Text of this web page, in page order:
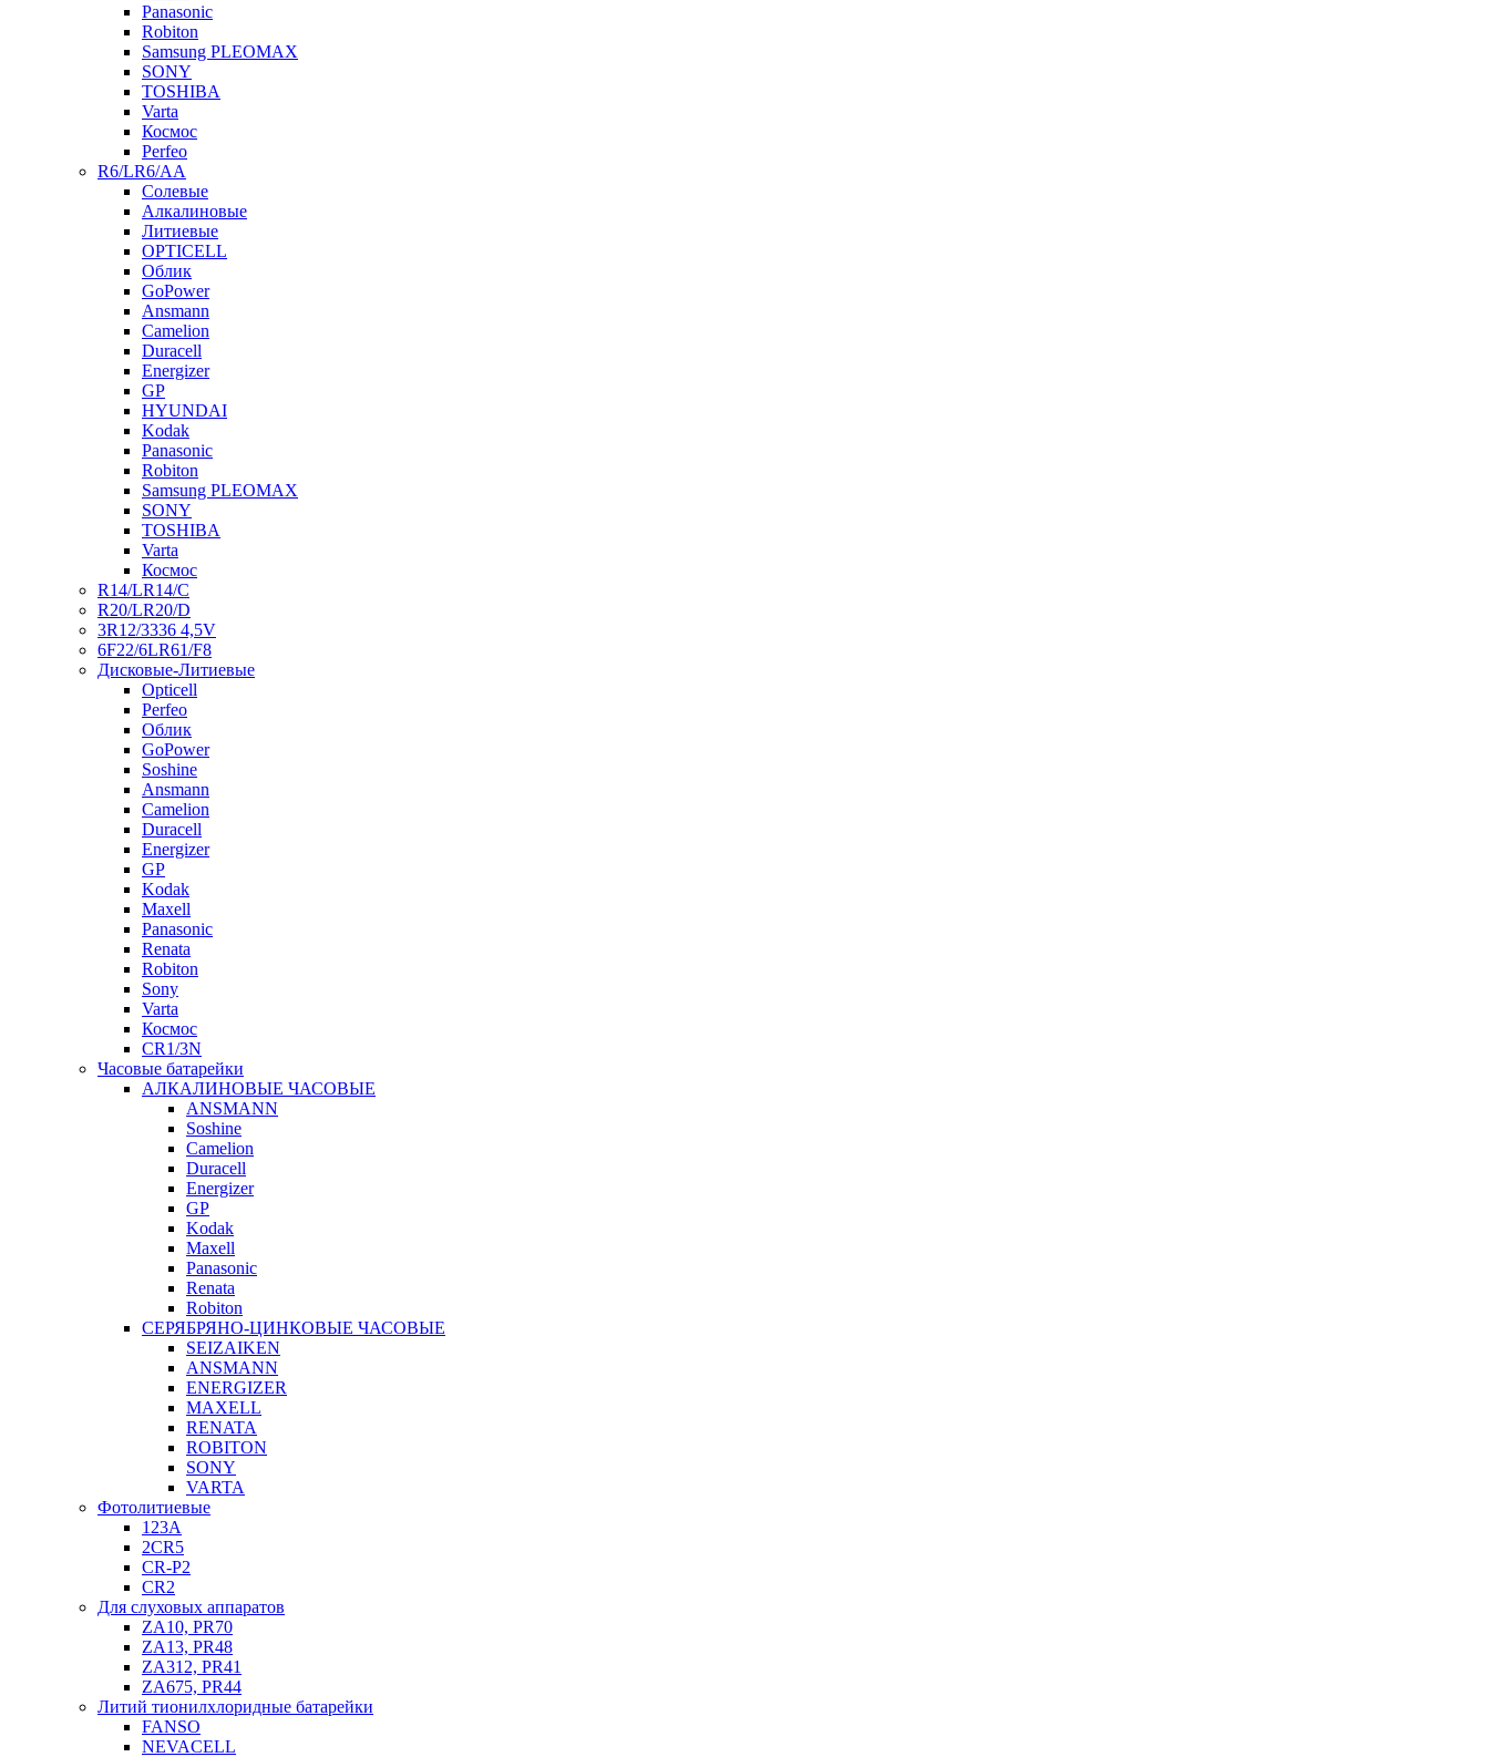
Panasonic
Robiton
Samsung PLEOMAX
SONY
TOSHIBA
Varta
Космос
Perfeo
R6/LR6/AA
Солевые
Алкалиновые
Литиевые
OPTICELL
Облик
GoPower
Ansmann
Camelion
Duracell
Energizer
GP
HYUNDAI
Kodak
Panasonic
Robiton
Samsung PLEOMAX
SONY
TOSHIBA
Varta
Космос
R14/LR14/C
R20/LR20/D
3R12/3336 4,5V
6F22/6LR61/F8
Дисковые-Литиевые
Opticell
Perfeo
Облик
GoPower
Soshine
Ansmann
Camelion
Duracell
Energizer
GP
Kodak
Maxell
Panasonic
Renata
Robiton
Sony
Varta
Космос
CR1/3N
Часовые батарейки
АЛКАЛИНОВЫЕ ЧАСОВЫЕ
ANSMANN
Soshine
Camelion
Duracell
Energizer
GP
Kodak
Maxell
Panasonic
Renata
Robiton
СЕРЯБРЯНО-ЦИНКОВЫЕ ЧАСОВЫЕ
SEIZAIKEN
ANSMANN
ENERGIZER
MAXELL
RENATA
ROBITON
SONY
VARTA
Фотолитиевые
123A
2CR5
CR-P2
CR2
Для слуховых аппаратов
ZA10, PR70
ZA13, PR48
ZA312, PR41
ZA675, PR44
Литий тионилхлоридные батарейки
FANSO
NEVACELL